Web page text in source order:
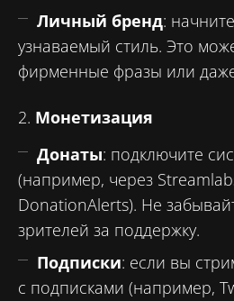
Личный бренд:
узнаваемый стиль. Это
фирменные фразы или
2. Монетизация
Донаты: подключите
(например, через
DonationAlerts). Не
зрителей за поддержку.
Подписки: если вы
с подписками (например,